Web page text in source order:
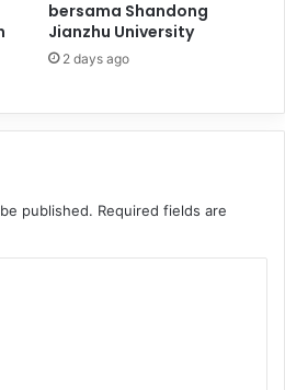
bersama Shandong
Jianzhu University
2 days ago
published. Required fields are